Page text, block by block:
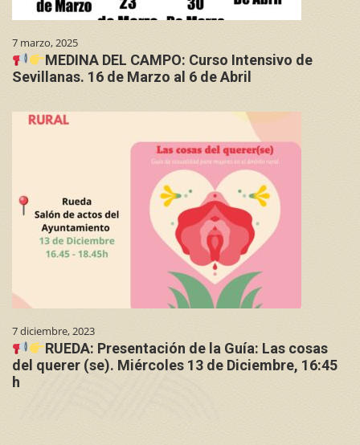
7 marzo, 2025
MEDINA DEL CAMPO: Curso Intensivo de
Sevillanas. 16 de Marzo al 6 de Abril
7 diciembre, 2023
RUEDA: Presentación de la Guía: Las cosas
del querer (se). Miércoles 13 de Diciembre, 16:45
h